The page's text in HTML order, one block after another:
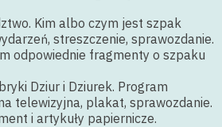
Kim albo czym jest szpak
streszczenie, sprawozdanie.
odpowiednie fragmenty o szpaku
Dziur i Dziurek. Program
telewizyjna, plakat, sprawozdanie.
i artykuły papiernicze.